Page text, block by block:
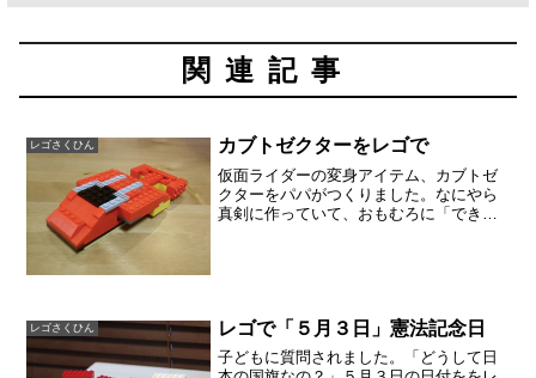
関連記事
レゴさくひん カブトゼクターをレゴで
仮面ライダーの変身アイテム、カブトゼ
クターをパパがつくりました。なにやら
真剣に作っていて、おもむろに「でき
レゴさくひん レゴで「５月３日」憲法記念日
子どもに質問されました。「どうして日